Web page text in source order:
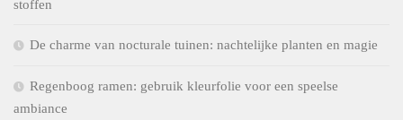
stoffen
De charme van nocturale tuinen: nachtelijke planten en magie
Regenboog ramen: gebruik kleurfolie voor een speelse
ambiance